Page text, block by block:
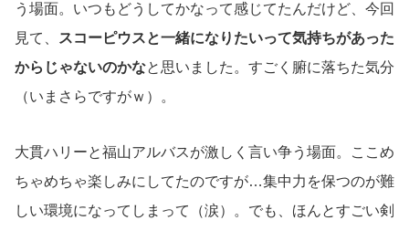
う場面。いつもどうしてかなって感じてたんだけど、今回
見て、 スコーピウスと一緒になりたいって気持ちがあった
からじゃないのかなと思いました。すごく腑に落ちた気分
（いまさらですがｗ）。
大貫ハリーと福山アルバスが激しく言い争う場面。ここめ
ちゃめちゃ楽しみにしてたのですが…集中力を保つのが難
しい環境になってしまって（涙）。でも、ほんとすごい剣